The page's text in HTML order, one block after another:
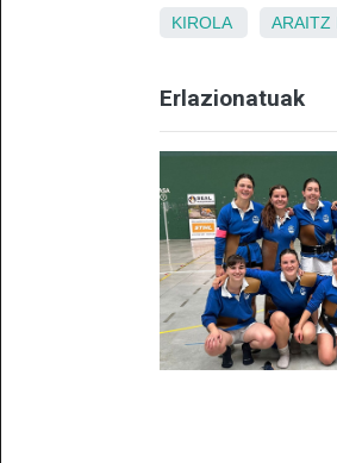
KIROLA ARAITZ
Erlazionatuak